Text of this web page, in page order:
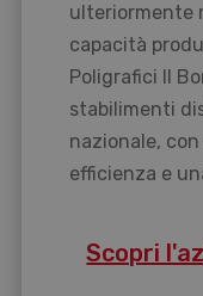
ulteriormente
capacità
Poligrafici Il
stabilimenti
nazionale,
efficienza e
Scopri